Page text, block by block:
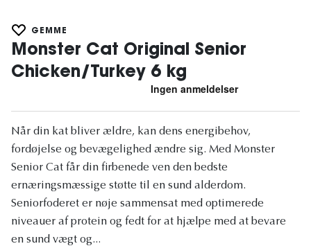
GEMME
Monster Cat Original Senior
Chicken/Turkey 6 kg
Når din kat bliver ældre, kan dens energibehov,
fordøjelse og bevægelighed ændre sig. Med Monster
Senior Cat får din firbenede ven den bedste
ernæringsmæssige støtte til en sund alderdom.
Seniorfoderet er nøje sammensat med optimerede
niveauer af protein og fedt for at hjælpe med at bevare
en sund vægt og...